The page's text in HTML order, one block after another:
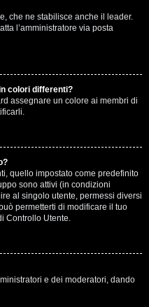
che ne stabilisce anche il leader.
l’amministratore via posta
colori differenti?
assegnare un colore ai membri di
quello impostato come predefinito
sono attivi (in condizioni
al singolo utente, permessi diversi
permetterti di modificare il tuo
Controllo Utente.
e dei moderatori, dando